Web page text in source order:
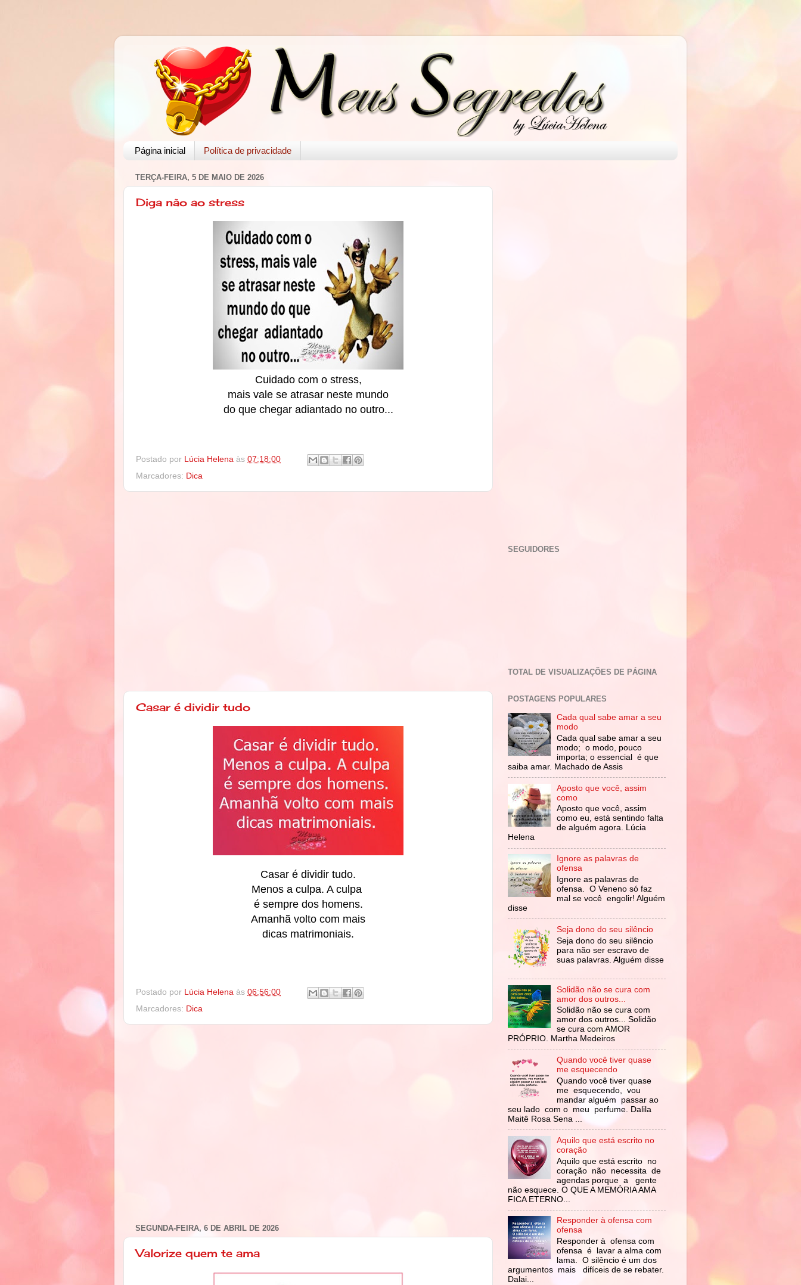
Página inicial Política de privacidade
TERÇA-FEIRA, 5 DE MAIO DE 2026
Diga não ao stress
Cuidado com o stress,
mais vale se atrasar neste mundo
do que chegar adiantado no outro...
Postado por Lúcia Helena às 07:18:00
Marcadores: Dica
Casar é dividir tudo
Casar é dividir tudo.
Menos a culpa. A culpa
é sempre dos homens.
Amanhã volto com mais
dicas matrimoniais.
Postado por Lúcia Helena às 06:56:00
Marcadores: Dica
SEGUNDA-FEIRA, 6 DE ABRIL DE 2026
Valorize quem te ama
SEGUIDORES
TOTAL DE VISUALIZAÇÕES DE PÁGINA
POSTAGENS POPULARES
Cada qual sabe amar a seu
modo
Cada qual sabe amar a seu
modo; o modo, pouco
importa; o essencial é que
saiba amar. Machado de Assis
Aposto que você, assim
como
Aposto que você, assim
como eu, está sentindo falta
de alguém agora. Lúcia
Helena
Ignore as palavras de
ofensa
Ignore as palavras de
ofensa. O Veneno só faz
mal se você engolir! Alguém
disse
Seja dono do seu silêncio
Seja dono do seu silêncio
para não ser escravo de
suas palavras. Alguém disse
Solidão não se cura com
amor dos outros...
Solidão não se cura com
amor dos outros... Solidão
se cura com AMOR
PRÓPRIO. Martha Medeiros
Quando você tiver quase
me esquecendo
Quando você tiver quase
me esquecendo, vou
mandar alguém passar ao
seu lado com o meu perfume. Dalila
Maitê Rosa Sena ...
Aquilo que está escrito no
coração
Aquilo que está escrito no
coração não necessita de
agendas porque a gente
não esquece. O QUE A MEMÓRIA AMA
FICA ETERNO...
Responder à ofensa com
ofensa
Responder à ofensa com
ofensa é lavar a alma com
lama. O silêncio é um dos
argumentos mais difíceis de se rebater.
Dalai...